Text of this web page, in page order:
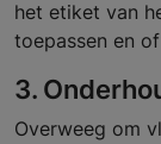
het etiket van
toepassen en
3.
Overweeg om